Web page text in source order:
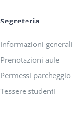
Segreteria
Informazioni generali
Prenotazioni aule
Permessi parcheggio
Tessere studenti